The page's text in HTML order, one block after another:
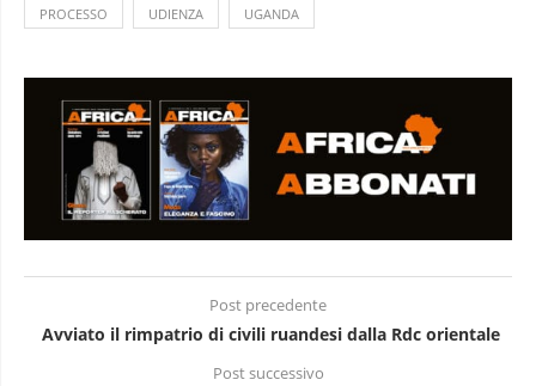
PROCESSO UDIENZA UGANDA
Post precedente
Avviato il rimpatrio di civili ruandesi dalla Rdc orientale
Post successivo